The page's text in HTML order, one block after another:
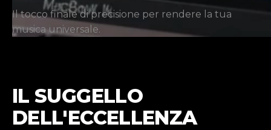
Il tocco finale di precisione per rendere la tua
musica universale.
IL SUGGELLO
DELL'ECCELLENZA